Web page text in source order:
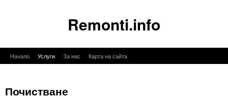
Remonti.info
КъмНачало Услуги За нас Карта на сайта
Почистване